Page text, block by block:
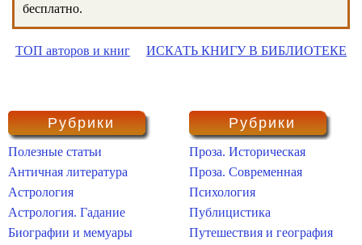
бесплатно.
ТОП авторов и книг ИСКАТЬ КНИГУ В БИБЛИОТЕКЕ
Рубрики
Полезные статьи
Античная литература
Астрология
Астрология. Гадание
Биографии и мемуары
Рубрики
Проза. Историческая
Проза. Современная
Психология
Публицистика
Путешествия и география